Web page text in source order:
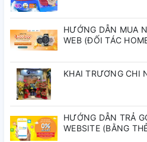
Màu Mặt Số
Chống Nước
Chức Năng
HƯỚNG DẪN MUA
WEB (ĐỐI TÁC
KHAI TRƯƠNG CHI
HƯỚNG DẪN TRẢ
WEBSITE (BẰNG